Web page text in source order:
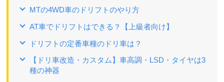
MTの4WD車のドリフトのやり方
AT車でドリフトはできる？【上級者向け】
ドリフトの定番車種のドリ車は？
【ドリ車改造・カスタム】車高調・LSD・タイヤは3
種の神器